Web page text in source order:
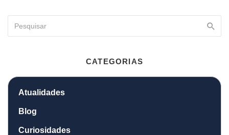
CATEGORIAS
Atualidades
Blog
Curiosidades